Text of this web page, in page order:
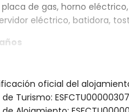
de gas, horno
eléctrico, batidora,
con aire acondicionado,
individual, bañera con
oficial del
Turismo: